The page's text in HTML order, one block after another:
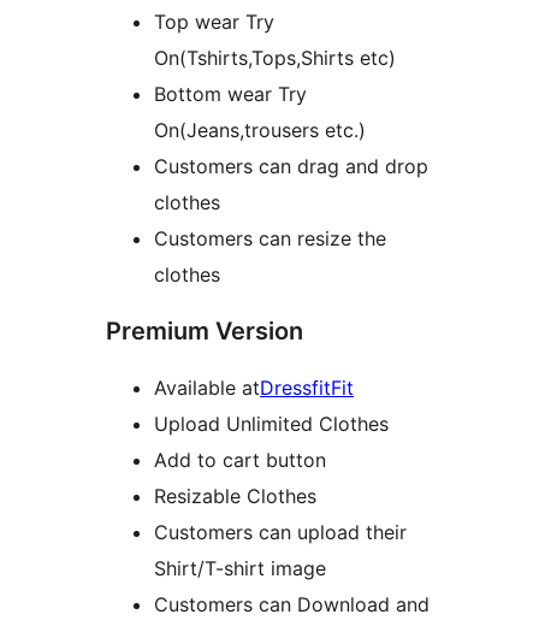
Top wear Try
On(Tshirts,Tops,Shirts etc)
Bottom wear Try
On(Jeans,trousers etc.)
Customers can drag and drop
clothes
Customers can resize the
clothes
Premium Version
Available atDressfitFit
Upload Unlimited Clothes
Add to cart button
Resizable Clothes
Customers can upload their
Shirt/T-shirt image
Customers can Download and